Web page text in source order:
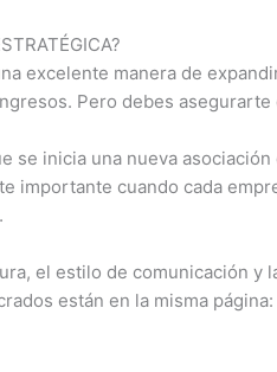
excelente manera de
Pero debes
se inicia una nueva
importante cuando cada
el estilo de comunicación y
están en la misma